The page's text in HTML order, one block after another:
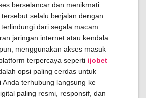
berselancar dan menikmati
selalu berjalan dengan
dari segala macam
jaringan internet atau kendala
menggunakan akses masuk
terpercaya seperti ijobet
opsi paling cerdas untuk
Anda terhubung langsung ke
paling resmi, responsif, dan